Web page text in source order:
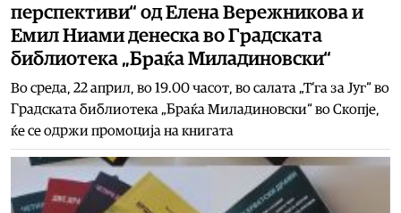
перспективи“ од Елена Вережникова и
Емил Ниами денеска во Градската
библиотека „Браќа Миладиновски“
Во среда, 22 април, во 19.00 часот, во салата „Т‘га за Југ“ во
Градската библиотека „Браќа Миладиновски“ во Скопје,
ќе се одржи промоција на книгата